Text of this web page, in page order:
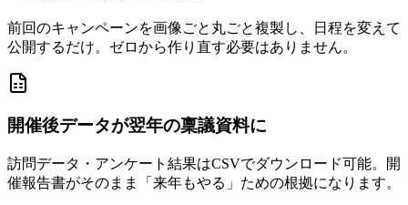
前回のキャンペーンを画像ごと丸ごと複製し、日程を変えて
公開するだけ。ゼロから作り直す必要はありません。
開催後データが翌年の稟議資料に
訪問データ・アンケート結果はCSVでダウンロード可能。開
催報告書がそのまま「来年もやる」ための根拠になります。